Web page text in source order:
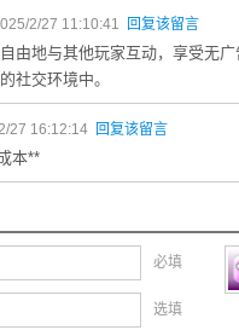
2/27 11:10:41 回复该留言
由地与其他玩家互动，享受无
社交环境中。
27 16:12:14 回复该留言
本**
必填
选填